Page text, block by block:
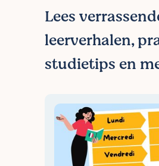
Lees
leerverhalen,
studietips en